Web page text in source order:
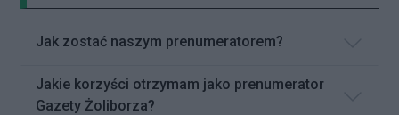
Jak zostać naszym prenumeratorem?
Jakie korzyści otrzymam jako prenumerator
Gazety Żoliborza?